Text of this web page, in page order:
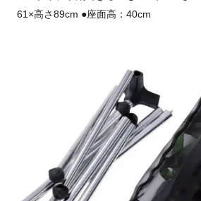
61×高さ89cm ●座面高：40cm